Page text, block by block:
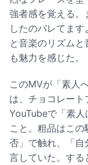
強者感を覚える。
したのバレてま
と音楽のリズム
も魅力を感じた。
このMVが「素人
は、チョコレー
YouTubeで「素
こと。粗品はこ
否」で触れ、「自
言していた。する